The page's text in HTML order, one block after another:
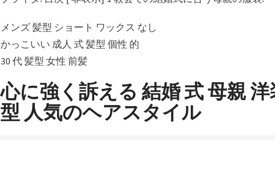
メンズ 髪型 ショート ワックス なし
かっこいい 成人 式 髪型 個性 的
30 代 髪型 女性 前髪
心に強く訴える 結婚 式 母親 洋
型 人気のヘアスタイル